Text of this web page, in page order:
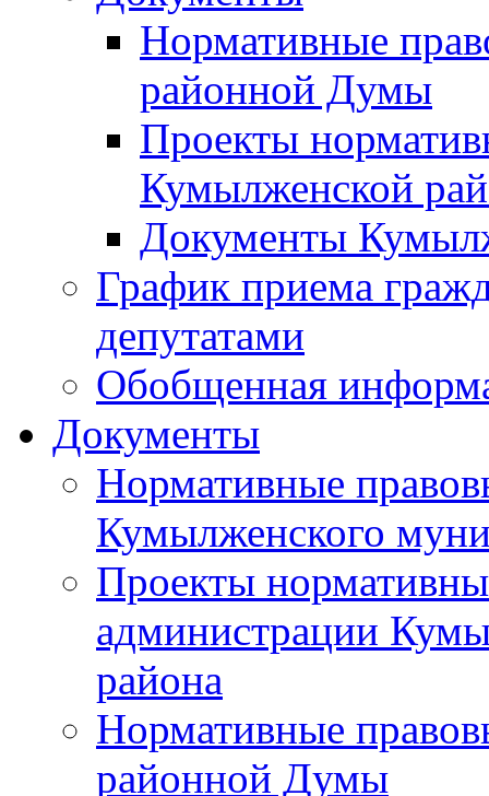
Нормативные
районной Думы
Проекты
Кумылженской
Документы
График приема
депутатами
Обобщенная
Документы
Нормативные
Кумылженского
Проекты
администрации
района
Нормативные
районной Думы